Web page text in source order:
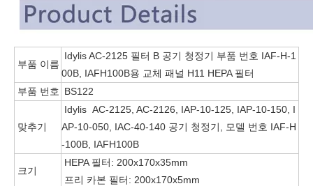
부품 이름
Idylis AC-2125 필터 B 공기 청정기 부품 번호 IAF-H-1
00B, IAFH100B용 교체 패널 H11 HEPA 필터
부품 번호 BS122
맞추기
Idylis AC-2125, AC-2126, IAP-10-125, IAP-10-150, I
AP-10-050, IAC-40-140 공기 청정기, 모델 번호 IAF-H
-100B, IAFH100B
크기
HEPA 필터: 200x170x35mm
프리 카본 필터: 200x170x5mm